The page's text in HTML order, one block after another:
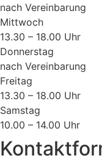
nach Vereinbarung
Mittwoch
13.30 – 18.00 Uhr
Donnerstag
nach Vereinbarung
Freitag
13.30 – 18.00 Uhr
Samstag
10.00 – 14.00 Uhr